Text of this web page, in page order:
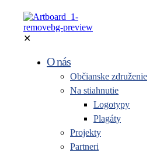
✕
O nás
Občianske združenie
Na stiahnutie
Logotypy
Plagáty
Projekty
Partneri